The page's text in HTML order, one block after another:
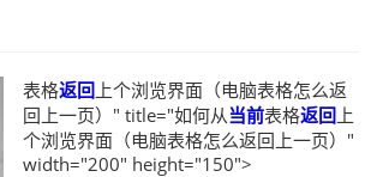
表格返回 上个浏览界面（电脑表格怎么返
回上一页）" title="如何从当前表格返回 上
个浏览界面（电脑表格怎么返回上一页）"
width="200" height="150">